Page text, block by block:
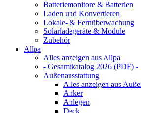
Batteriemonitore & Batterien
Laden und Konvertieren
Lokale- & Fernüberwachung
Solarladegeräte & Module
Zubehör
Allpa
Alles anzeigen aus Allpa
- Gesamtkatalog 2026 (PDF) -
Außenausstattung
Alles anzeigen aus
Anker
Anlegen
Deck